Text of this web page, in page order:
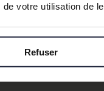
votre utilisation de
Refuser